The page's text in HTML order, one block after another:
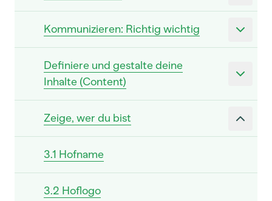
Kommunizieren: Richtig wichtig
Definiere und gestalte deine
Inhalte (Content)
Zeige, wer du bist
3.1 Hofname
3.2 Hoflogo